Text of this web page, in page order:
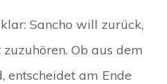
Sancho will zurück,
Ob aus dem
entscheidet am Ende